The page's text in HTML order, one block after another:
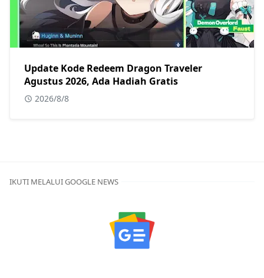
Update Kode Redeem Dragon Traveler
Agustus 2026, Ada Hadiah Gratis
2026/8/8
IKUTI MELALUI GOOGLE NEWS